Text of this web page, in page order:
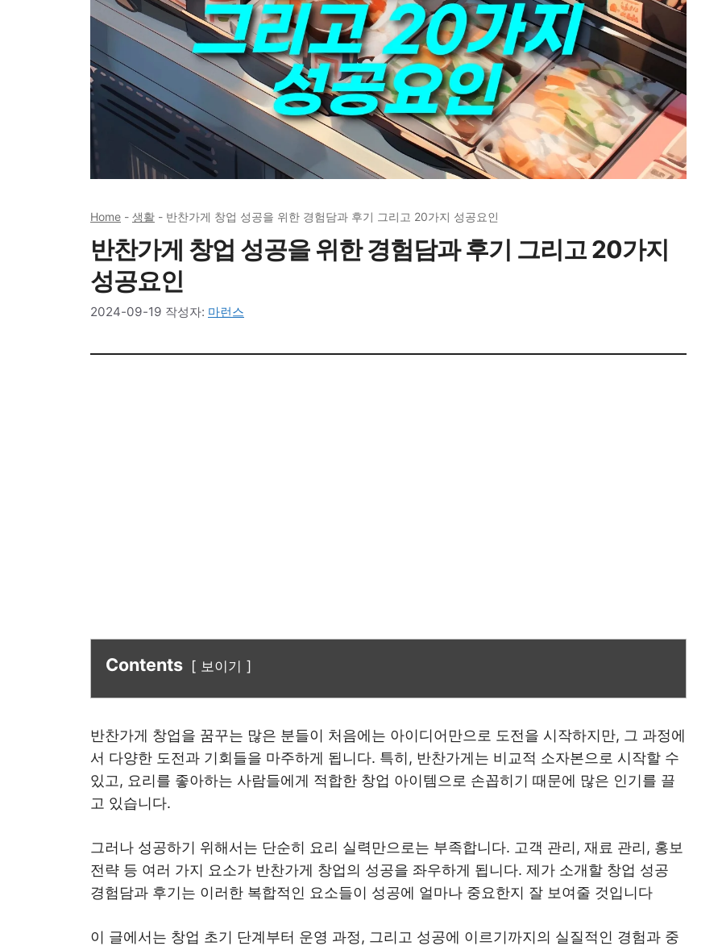
Home - 생활 - 반찬가게 창업 성공을 위한 경험담과 후기 그리고 20가지 성공요인
반찬가게 창업 성공을 위한 경험담과 후기 그리고 20가지
성공요인
2024-09-19 작성자: 마런스
Contents 보이기
반찬가게 창업을 꿈꾸는 많은 분들이 처음에는 아이디어만으로 도전을 시작하지만, 그 과정에
서 다양한 도전과 기회들을 마주하게 됩니다. 특히, 반찬가게는 비교적 소자본으로 시작할 수
있고, 요리를 좋아하는 사람들에게 적합한 창업 아이템으로 손꼽히기 때문에 많은 인기를 끌
고 있습니다.
그러나 성공하기 위해서는 단순히 요리 실력만으로는 부족합니다. 고객 관리, 재료 관리, 홍보
전략 등 여러 가지 요소가 반찬가게 창업의 성공을 좌우하게 됩니다. 제가 소개할 창업 성공
경험담과 후기는 이러한 복합적인 요소들이 성공에 얼마나 중요한지 잘 보여줄 것입니다
이 글에서는 창업 초기 단계부터 운영 과정, 그리고 성공에 이르기까지의 실질적인 경험과 중